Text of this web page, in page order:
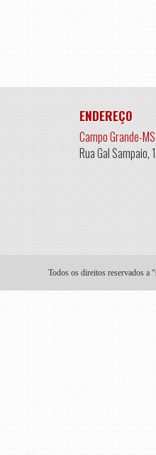
ENDEREÇO
Campo Grande-MS
Rua Gal
Todos os direitos reservados a